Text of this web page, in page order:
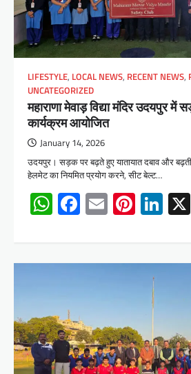
LIFESTYLE, LOCAL NEWS, RECENT NEWS,
UNCATEGORIZED
महाराणा मेवाड़ विद्या मंदिर उदयपुर
कार्यक्रम आयोजित
January 14, 2026
उदयपुर। सड़क पर बढ़ते हुए यातायात दबाव और
हेलमेट का नियमित प्रयोग करने, सीट बेल्ट…
WhatsApp
Facebook
Email